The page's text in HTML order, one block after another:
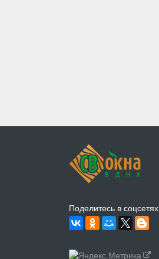
Поделитесь в соцсетях